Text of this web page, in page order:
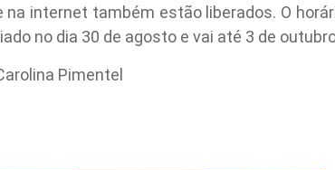
na internet também estão liberados. O
no dia 30 de agosto e vai até 3 de
Pimentel